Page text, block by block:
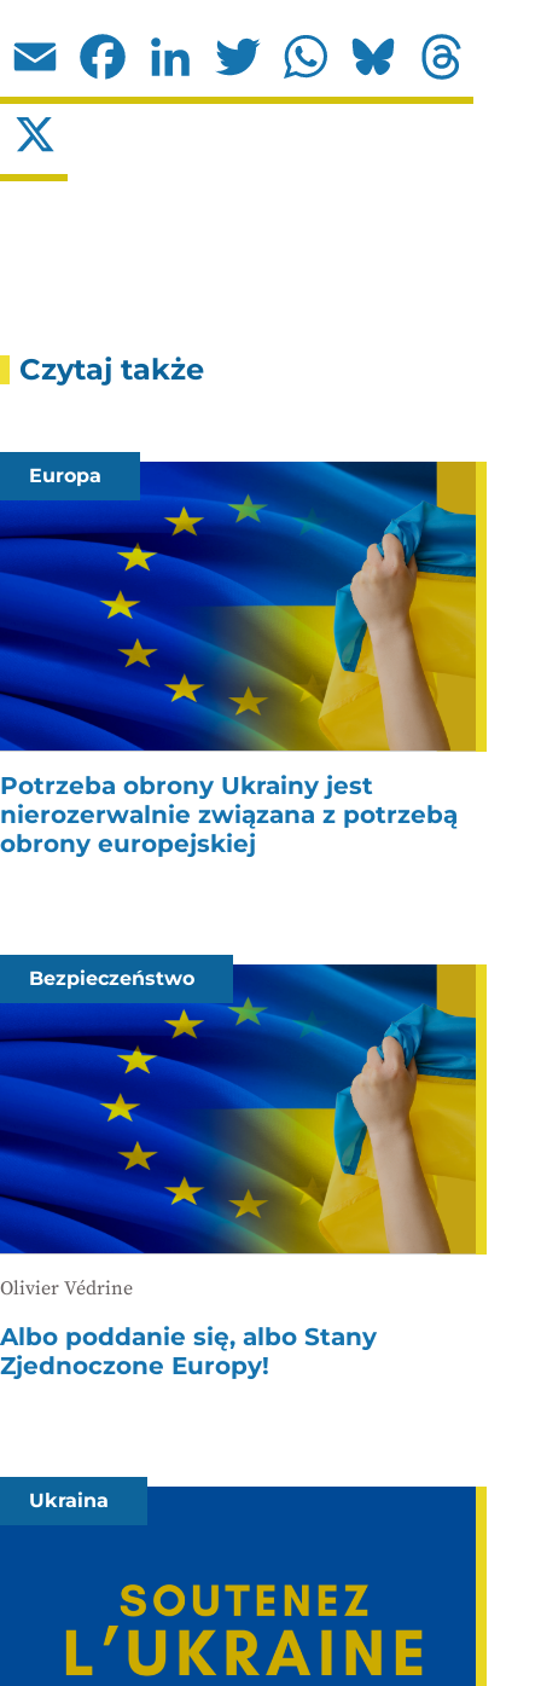
Email Facebook LinkedIn Twitter WhatsApp Bluesky
Czytaj także
Europa
Potrzeba obrony Ukrainy jest
nierozerwalnie związana z potrzebą
obrony europejskiej
Bezpieczeństwo
Olivier Védrine
Albo poddanie się, albo Stany
Zjednoczone Europy!
Ukraina